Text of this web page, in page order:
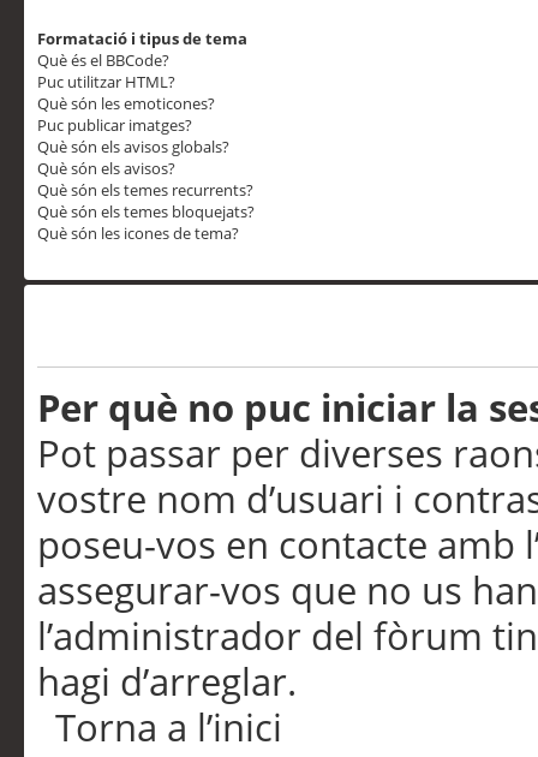
Formatació i tipus de tema
Què és el BBCode?
Puc utilitzar HTML?
Què són les emoticones?
Puc publicar imatges?
Què són els avisos globals?
Què són els avisos?
Què són els temes recurrents?
Què són els temes bloquejats?
Què són les icones de tema?
Per què no puc iniciar la
Pot passar per diverses
vostre nom d’usuari i
poseu-vos en contacte
assegurar-vos que no us
l’administrador del fòrum
hagi d’arreglar.
Torna a l’inici